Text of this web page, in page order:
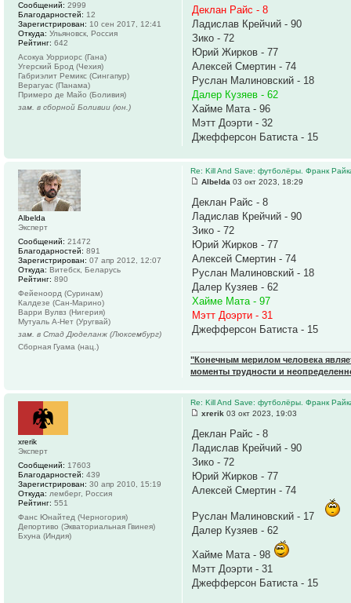
Деклан Райс - 8
Ладислав Крейчий - 90
Зико - 72
Юрий Жирков - 77
Алексей Смертин - 74
Руслан Малиновский - 18
Далер Кузяев - 62
Хайме Мата - 96
Мэтт Доэрти - 32
Джефферсон Батиста - 15
Сообщений: 2999
Благодарностей: 12
Зарегистрирован: 10 сен 2017, 12:41
Откуда: Ульяновск, Россия
Рейтинг: 642
Асокуа Уорриорс (Гана)
Угерский Брод (Чехия)
Габриэлит Ремикс (Сингапур)
Верагуас (Панама)
Примеро де Майо (Боливия)
зам. в сборной Боливии (юн.)
Re: Kill And Save: футболёры. Франк
Albelda 03 окт 2023, 18:29
Деклан Райс - 8
Ладислав Крейчий - 90
Зико - 72
Юрий Жирков - 77
Алексей Смертин - 74
Руслан Малиновский - 18
Далер Кузяев - 62
Хайме Мата - 97
Мэтт Доэрти - 31
Джефферсон Батиста - 15
"Конечным мерилом человека
моменты трудности и
Albelda
Эксперт
Сообщений: 21472
Благодарностей: 891
Зарегистрирован: 07 апр 2012, 12:07
Откуда: Витебск, Беларусь
Рейтинг: 890
Фейеноорд (Суринам)
Калдезе (Сан-Марино)
Варри Вулвз (Нигерия)
Мутуаль А-Нет (Уругвай)
зам. в Стад Дюделанж (Люксембург)
Сборная Гуама (нац.)
Re: Kill And Save: футболёры. Франк
xrerik 03 окт 2023, 19:03
Деклан Райс - 8
Ладислав Крейчий - 90
Зико - 72
Юрий Жирков - 77
Алексей Смертин - 74
Руслан Малиновский - 17
Далер Кузяев - 62
Хайме Мата - 98
Мэтт Доэрти - 31
Джефферсон Батиста - 15
xrerik
Эксперт
Сообщений: 17603
Благодарностей: 439
Зарегистрирован: 30 апр 2010, 15:19
Откуда: лемберг, Россия
Рейтинг: 551
Фанс Юнайтед (Черногория)
Депортиво (Экваториальная Гвинея)
Бхуна (Индия)